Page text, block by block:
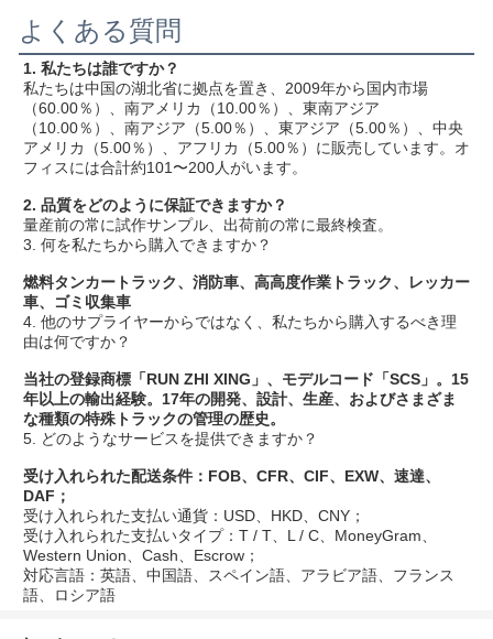
よくある質問
1. 私たちは誰ですか？
私たちは中国の湖北省に拠点を置き、2009年から国内市場
（60.00％）、南アメリカ（10.00％）、東南アジア
（10.00％）、南アジア（5.00％）、東アジア（5.00％）、中央
アメリカ（5.00％）、アフリカ（5.00％）に販売しています。オ
フィスには合計約101〜200人がいます。
2. 品質をどのように保証できますか？
量産前の常に試作サンプル、出荷前の常に最終検査。
3. 何を私たちから購入できますか？
燃料タンカートラック、消防車、高高度作業トラック、レッカー
車、ゴミ収集車
4. 他のサプライヤーからではなく、私たちから購入するべき理
由は何ですか？
当社の登録商標「RUN ZHI XING」、モデルコード「SCS」。15
年以上の輸出経験。17年の開発、設計、生産、およびさまざま
な種類の特殊トラックの管理の歴史。
5. どのようなサービスを提供できますか？
受け入れられた配送条件：FOB、CFR、CIF、EXW、速達、
DAF；
受け入れられた支払い通貨：USD、HKD、CNY；
受け入れられた支払いタイプ：T / T、L / C、MoneyGram、
Western Union、Cash、Escrow；
対応言語：英語、中国語、スペイン語、アラビア語、フランス
語、ロシア語